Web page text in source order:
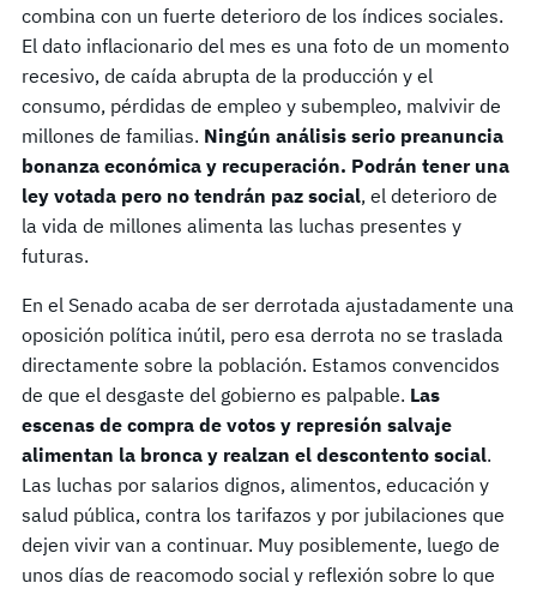
combina con un fuerte deterioro de los índices sociales.
El dato inflacionario del mes es una foto de un momento
recesivo, de caída abrupta de la producción y el
consumo, pérdidas de empleo y subempleo, malvivir de
millones de familias. Ningún análisis serio preanuncia
bonanza económica y recuperación. Podrán tener una
ley votada pero no tendrán paz social, el deterioro de
la vida de millones alimenta las luchas presentes y
futuras.
En el Senado acaba de ser derrotada ajustadamente una
oposición política inútil, pero esa derrota no se traslada
directamente sobre la población. Estamos convencidos
de que el desgaste del gobierno es palpable. Las
escenas de compra de votos y represión salvaje
alimentan la bronca y realzan el descontento social.
Las luchas por salarios dignos, alimentos, educación y
salud pública, contra los tarifazos y por jubilaciones que
dejen vivir van a continuar. Muy posiblemente, luego de
unos días de reacomodo social y reflexión sobre lo que